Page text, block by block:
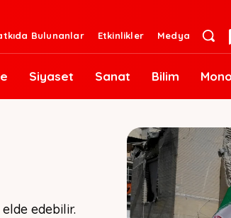
Bulunanlar Etkinlikler Medya
Siyaset Sanat Bilim
edebilir.